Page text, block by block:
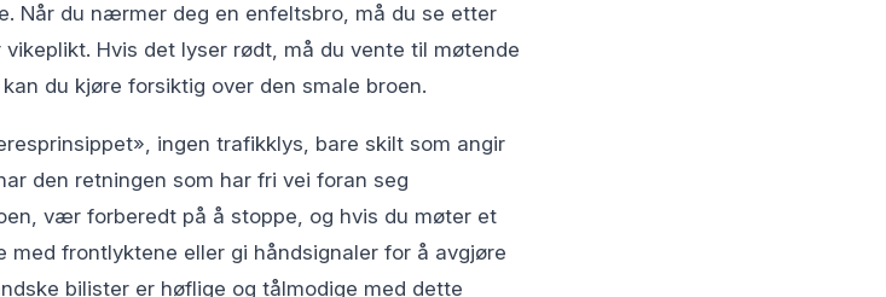
Når du nærmer deg en enfeltsbro, må du se etter
Hvis det lyser rødt, må du vente til møtende
du kjøre forsiktig over den smale broen.
ingen trafikklys, bare skilt som angir
den retningen som har fri vei foran seg
vær forberedt på å stoppe, og hvis du møter et
med frontlyktene eller gi håndsignaler for å avgjøre
bilister er høflige og tålmodige med dette